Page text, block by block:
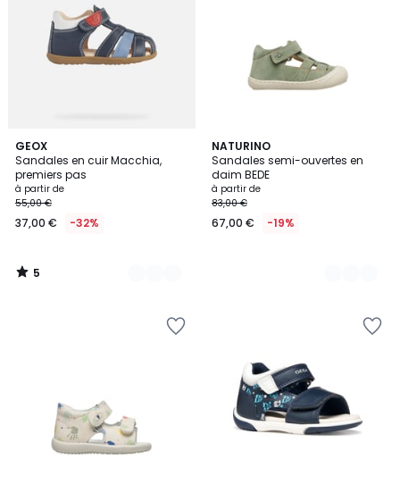
GEOX
Sandales en cuir Macchia,
premiers pas
à partir de
55,00 €
37,00 € -32%
5
/
5
4
Couleurs
5
/
NATURINO
Sandales semi-ouvertes en
daim BEDE
à partir de
83,00 €
67,00 € -19%
2
Couleurs